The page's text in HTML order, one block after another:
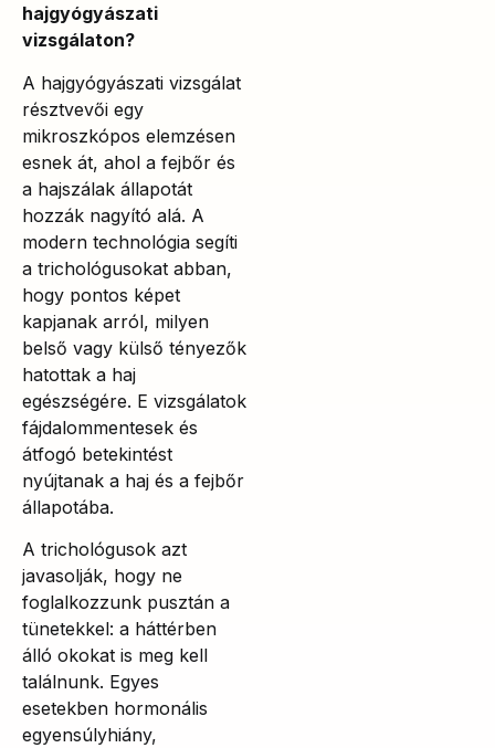
hajgyógyászati
vizsgálaton?
A hajgyógyászati vizsgálat
résztvevői egy
mikroszkópos elemzésen
esnek át, ahol a fejbőr és
a hajszálak állapotát
hozzák nagyító alá. A
modern technológia segíti
a trichológusokat abban,
hogy pontos képet
kapjanak arról, milyen
belső vagy külső tényezők
hatottak a haj
egészségére. E vizsgálatok
fájdalommentesek és
átfogó betekintést
nyújtanak a haj és a fejbőr
állapotába.
A trichológusok azt
javasolják, hogy ne
foglalkozzunk pusztán a
tünetekkel: a háttérben
álló okokat is meg kell
találnunk. Egyes
esetekben hormonális
egyensúlyhiány,